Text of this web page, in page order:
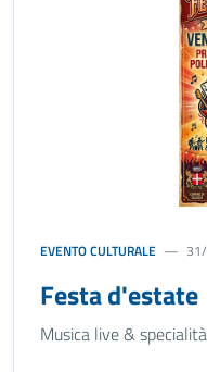
EVENTO CULTURALE
Festa d'estate
Musica live &